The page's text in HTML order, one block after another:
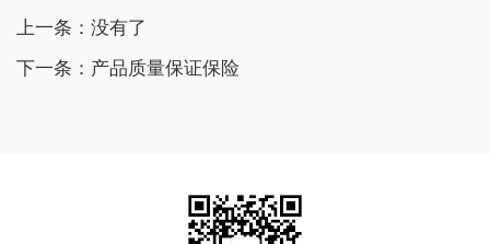
上一条 ：没有了
下一条：产品质量保证保险